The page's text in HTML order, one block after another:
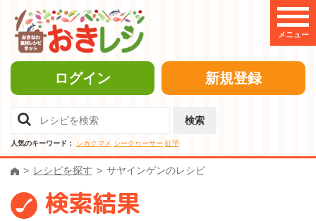
メニュー
ログイン 新規登録
検索
人気のキーワード： シカクマメ シークヮーサー 紅芋
レシピを探す サヤインゲンのレシピ
検索結果